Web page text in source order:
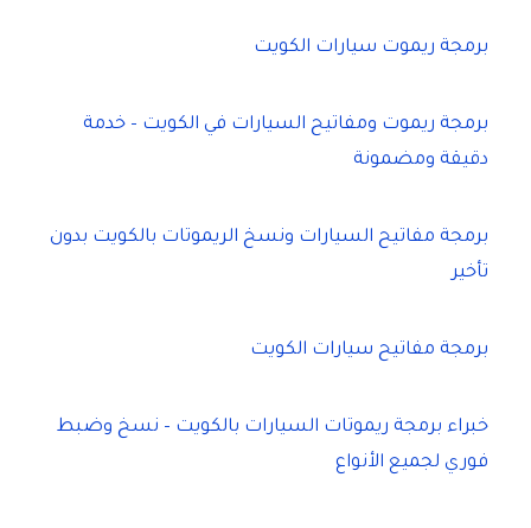
برمجة ريموت سيارات الكويت
برمجة ريموت ومفاتيح السيارات في الكويت – خدمة
دقيقة ومضمونة
برمجة مفاتيح السيارات ونسخ الريموتات بالكويت بدون
تأخير
برمجة مفاتيح سيارات الكويت
خبراء برمجة ريموتات السيارات بالكويت – نسخ وضبط
فوري لجميع الأنواع